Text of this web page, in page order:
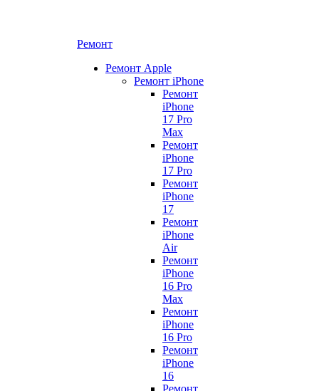
Ремонт
Ремонт Apple
Ремонт iPhone
Ремонт
iPhone
17 Pro
Max
Ремонт
iPhone
17 Pro
Ремонт
iPhone
17
Ремонт
iPhone
Air
Ремонт
iPhone
16 Pro
Max
Ремонт
iPhone
16 Pro
Ремонт
iPhone
16
Ремонт